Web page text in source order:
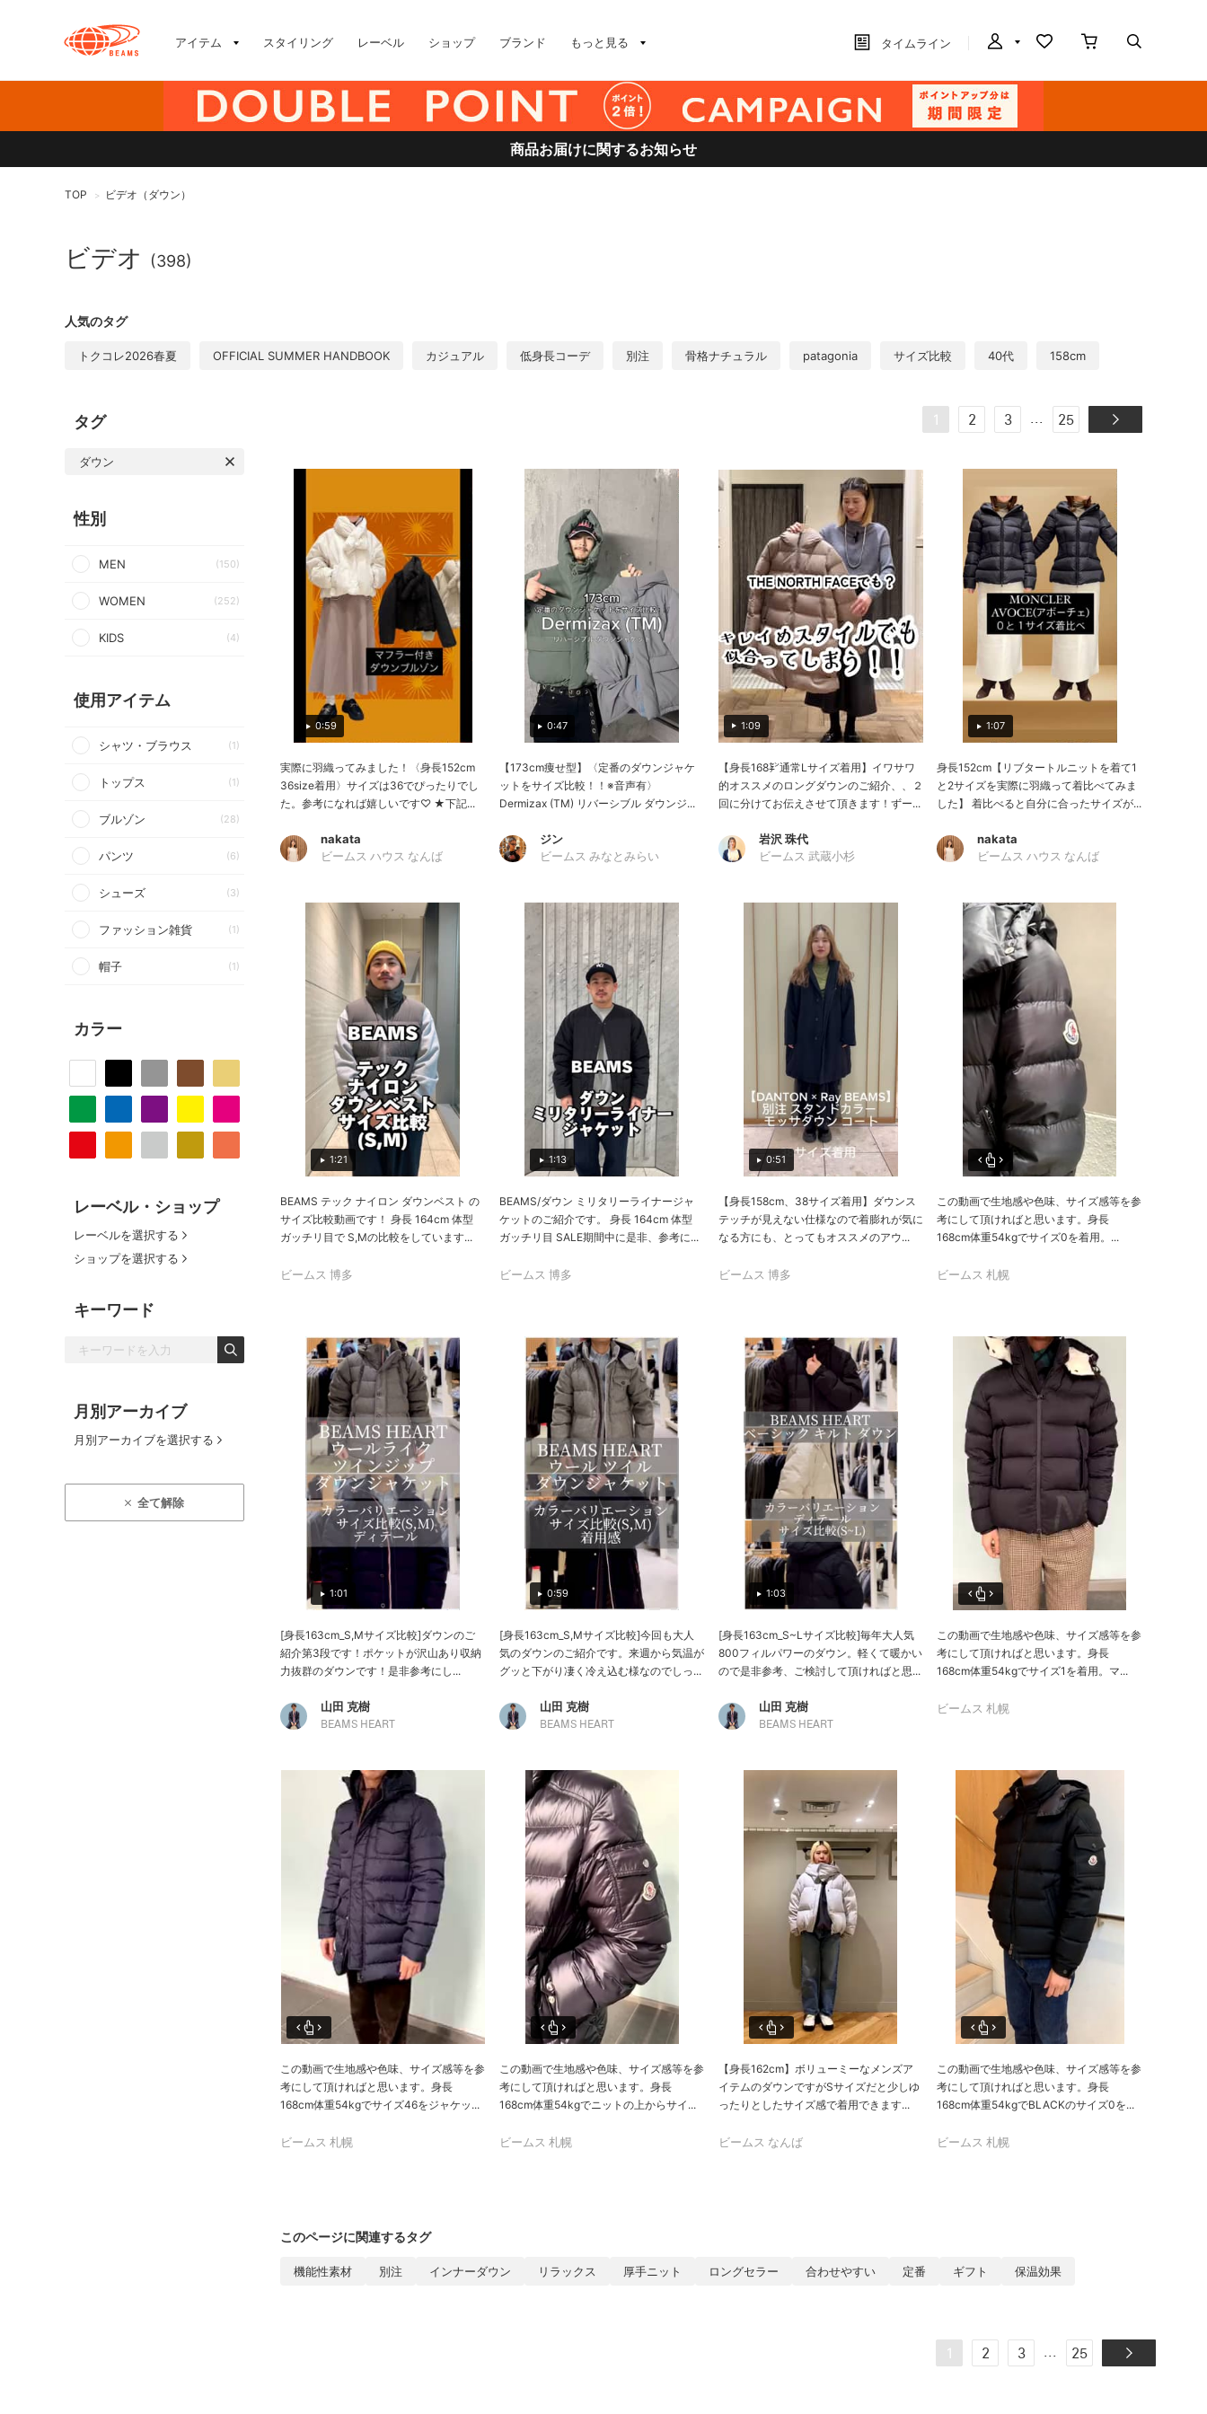
アイテム スタイリング レーベル ショップ ブランド もっと見る タイムライン
商品お届けに関するお知らせ
TOP > ビデオ（ダウン）
ビデオ (398)
人気のタグ
トクコレ2026春夏 OFFICIAL SUMMER HANDBOOK カジュアル 低身長コーデ 別注 骨格ナチュラル patagonia サイズ比較 40代 158cm
タグ
ダウン
性別
MEN (150)
WOMEN (252)
KIDS (4)
使用アイテム
シャツ・ブラウス (1)
トップス (1)
ブルゾン (28)
パンツ (6)
シューズ (3)
ファッション雑貨 (1)
帽子 (1)
カラー
レーベル・ショップ
レーベルを選択する
ショップを選択する
キーワード
月別アーカイブ
月別アーカイブを選択する
全て解除
1 2 3 ... 25
0:59
実際に羽織ってみました！〈身長152cm
36size着用〉サイズは36でぴったりでし
た。参考になれば嬉しいです♡ ★下記...
nakata
ビームス ハウス なんば
0:47
【173cm痩せ型】〈定番のダウンジャケ
ットをサイズ比較！！※音声有〉
Dermizax (TM) リバーシブル ダウンジ...
ジン
ビームス みなとみらい
1:09
【身長168㌢通常Lサイズ着用】イワサワ
的オススメのロングダウンのご紹介、、２
回に分けてお伝えさせて頂きます！ずー...
岩沢 珠代
ビームス 武蔵小杉
1:07
身長152cm【リブタートルニットを着て1
と2サイズを実際に羽織って着比べてみま
した】 着比べると自分に合ったサイズが...
nakata
ビームス ハウス なんば
1:21
BEAMS テック ナイロン ダウンベスト の
サイズ比較動画です！ 身長 164cm 体型
ガッチリ目で S,Mの比較をしています...
ビームス 博多
1:13
BEAMS/ダウン ミリタリーライナージャ
ケットのご紹介です。 身長 164cm 体型
ガッチリ目 SALE期間中に是非、参考に...
ビームス 博多
0:51
【身長158cm、38サイズ着用】ダウンス
テッチが見えない仕様なので着膨れが気に
なる方にも、とってもオススメのアウ...
ビームス 博多
この動画で生地感や色味、サイズ感等を参
考にして頂ければと思います。身長
168cm体重54kgでサイズ0を着用。...
ビームス 札幌
1:01
[身長163cm_S,Mサイズ比較]ダウンのご
紹介第3段です！ポケットが沢山あり収納
力抜群のダウンです！是非参考にし...
山田 克樹
BEAMS HEART
0:59
[身長163cm_S,Mサイズ比較]今回も大人
気のダウンのご紹介です。来週から気温が
グッと下がり凄く冷え込む様なのでしっ...
山田 克樹
BEAMS HEART
1:03
[身長163cm_S~Lサイズ比較]毎年大人気
800フィルパワーのダウン。軽くて暖かい
ので是非参考、ご検討して頂ければと思...
山田 克樹
BEAMS HEART
この動画で生地感や色味、サイズ感等を参
考にして頂ければと思います。身長
168cm体重54kgでサイズ1を着用。マ...
ビームス 札幌
この動画で生地感や色味、サイズ感等を参
考にして頂ければと思います。身長
168cm体重54kgでサイズ46をジャケッ...
ビームス 札幌
この動画で生地感や色味、サイズ感等を参
考にして頂ければと思います。身長
168cm体重54kgでニットの上からサイ...
ビームス 札幌
【身長162cm】ボリューミーなメンズア
イテムのダウンですがSサイズだと少しゆ
ったりとしたサイズ感で着用できます...
ビームス なんば
この動画で生地感や色味、サイズ感等を参
考にして頂ければと思います。身長
168cm体重54kgでBLACKのサイズ0を...
ビームス 札幌
このページに関連するタグ
機能性素材 別注 インナーダウン リラックス 厚手ニット ロングセラー 合わせやすい 定番 ギフト 保温効果
1 2 3 ... 25